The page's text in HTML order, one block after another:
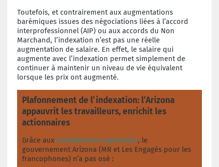
Toutefois, et contrairement aux augmentations
barémiques issues des négociations liées à l’accord
interprofessionnel (AIP) ou aux accords du Non
Marchand, l’indexation n’est pas une réelle
augmentation de salaire. En effet, le salaire qui
augmente avec l’indexation permet simplement de
continuer à maintenir un niveau de vie équivalent
lorsque les prix ont augmenté.
Plafonnement de l’indexation: l’Arizona
appauvrit les travailleurs, enrichit les
actionnaires
Grâce aux mobilisations syndicales, le
gouvernement Arizona (MR et Les Engagés pour les
francophones) n’a pas osé :